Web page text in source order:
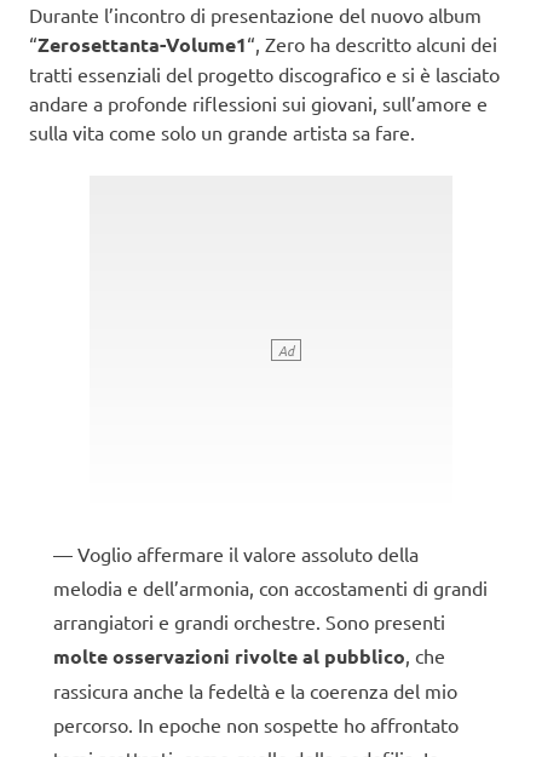
Durante l’incontro di presentazione del nuovo album
“Zerosettanta-Volume1“, Zero ha descritto alcuni dei
tratti essenziali del progetto discografico e si è lasciato
andare a profonde riflessioni sui giovani, sull’amore e
sulla vita come solo un grande artista sa fare.
Voglio affermare il valore assoluto della
melodia e dell’armonia, con accostamenti di grandi
arrangiatori e grandi orchestre. Sono presenti
molte osservazioni rivolte al pubblico, che
rassicura anche la fedeltà e la coerenza del mio
percorso. In epoche non sospette ho affrontato